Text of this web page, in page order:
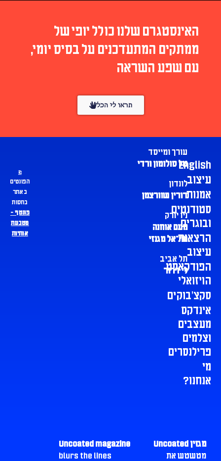
האינסטגרם שלנו כולל יופי של
ממתקים המתעדכנים על בסיס יומי,
עם שפע השראה
תראו לי הכל
English
עיצוב
אמנות
סטודנטים
ובוגרים
הרצאות
עיצוב
הפודקאסט
הויזואלי
סקצ׳בוקים
אינדקס
מעצבים
וצלמים
פרילנסרים
מי
אנחנו?
עורך ומייסד
טל סולומון ורדי
לונדון
דורין שוורצמן
ניו יורק
נועם אוחנה
שי־אל מגנזי
תל אביב
לי דרור
הפונטים
באתר
בחסות
פונטף –
מטבעת
אותיות
מגזין Uncoated
מטשטש את
Uncoated magazine
blurs the lines